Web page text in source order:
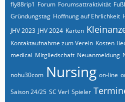
fly88rip1 Forum Forumsattraktivität
Gründungstag Hoffnung auf Ehrlichkeit
JHV 2023 JHV 2024 Karten
Kontaktaufnahme zum Verein Kosten
medical Mitgliedschaft Neuanmeldung
nohu30com Nursing on-line
Saison 24/25 SC Verl Spieler